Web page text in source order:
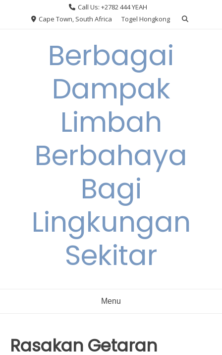
Call Us: +2782 444 YEAH
Cape Town, South Africa
Togel Hongkong
Berbagai
Dampak
Limbah
Berbahaya
Bagi
Lingkungan
Sekitar
Menu
Rasakan Getaran